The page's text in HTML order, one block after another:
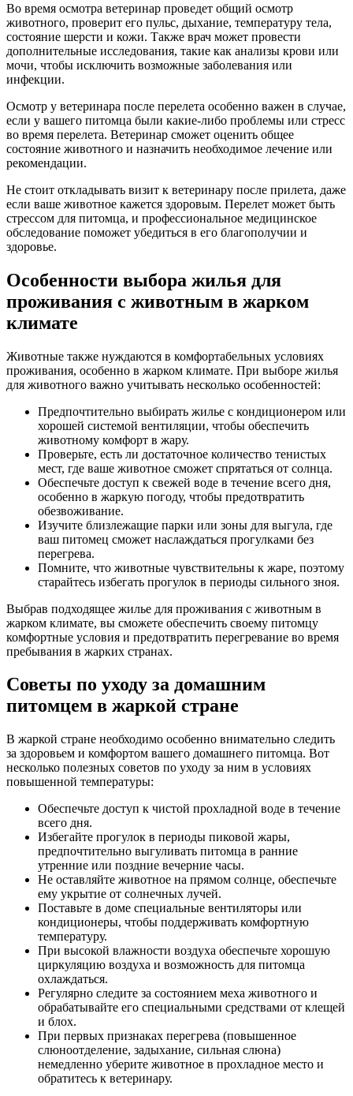
Во время осмотра ветеринар проведет общий осмотр
животного, проверит его пульс, дыхание, температуру тела,
состояние шерсти и кожи. Также врач может провести
дополнительные исследования, такие как анализы крови или
мочи, чтобы исключить возможные заболевания или
инфекции.
Осмотр у ветеринара после перелета особенно важен в случае,
если у вашего питомца были какие-либо проблемы или стресс
во время перелета. Ветеринар сможет оценить общее
состояние животного и назначить необходимое лечение или
рекомендации.
Не стоит откладывать визит к ветеринару после прилета, даже
если ваше животное кажется здоровым. Перелет может быть
стрессом для питомца, и профессиональное медицинское
обследование поможет убедиться в его благополучии и
здоровье.
Особенности выбора жилья для
проживания с животным в жарком
климате
Животные также нуждаются в комфортабельных условиях
проживания, особенно в жарком климате. При выборе жилья
для животного важно учитывать несколько особенностей:
Предпочтительно выбирать жилье с кондиционером или
хорошей системой вентиляции, чтобы обеспечить
животному комфорт в жару.
Проверьте, есть ли достаточное количество тенистых
мест, где ваше животное сможет спрятаться от солнца.
Обеспечьте доступ к свежей воде в течение всего дня,
особенно в жаркую погоду, чтобы предотвратить
обезвоживание.
Изучите близлежащие парки или зоны для выгула, где
ваш питомец сможет наслаждаться прогулками без
перегрева.
Помните, что животные чувствительны к жаре, поэтому
старайтесь избегать прогулок в периоды сильного зноя.
Выбрав подходящее жилье для проживания с животным в
жарком климате, вы сможете обеспечить своему питомцу
комфортные условия и предотвратить перегревание во время
пребывания в жарких странах.
Советы по уходу за домашним
питомцем в жаркой стране
В жаркой стране необходимо особенно внимательно следить
за здоровьем и комфортом вашего домашнего питомца. Вот
несколько полезных советов по уходу за ним в условиях
повышенной температуры:
Обеспечьте доступ к чистой прохладной воде в течение
всего дня.
Избегайте прогулок в периоды пиковой жары,
предпочтительно выгуливать питомца в ранние
утренние или поздние вечерние часы.
Не оставляйте животное на прямом солнце, обеспечьте
ему укрытие от солнечных лучей.
Поставьте в доме специальные вентиляторы или
кондиционеры, чтобы поддерживать комфортную
температуру.
При высокой влажности воздуха обеспечьте хорошую
циркуляцию воздуха и возможность для питомца
охлаждаться.
Регулярно следите за состоянием меха животного и
обрабатывайте его специальными средствами от клещей
и блох.
При первых признаках перегрева (повышенное
слюноотделение, задыхание, сильная слюна)
немедленно уберите животное в прохладное место и
обратитесь к ветеринару.